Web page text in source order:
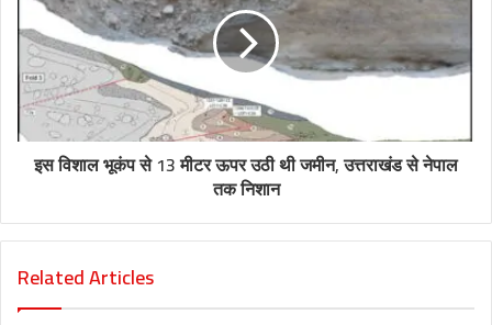
इस विशाल भूकंप से 13 मीटर ऊपर उठी थी जमीन, उत्तराखंड से नेपाल
तक निशान
Related Articles